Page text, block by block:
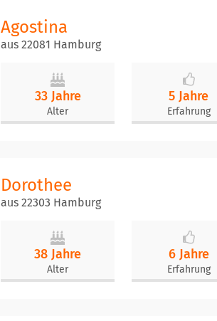
Agostina
aus 22081 Hamburg
33 Jahre
Alter
5 Jahre
Erfahrung
Dorothee
aus 22303 Hamburg
38 Jahre
Alter
6 Jahre
Erfahrung